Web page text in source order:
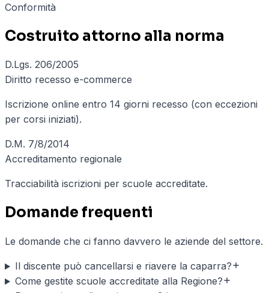
Conformità
Costruito attorno alla norma
D.Lgs. 206/2005
Diritto recesso e-commerce
Iscrizione online entro 14 giorni recesso (con eccezioni
per corsi iniziati).
D.M. 7/8/2014
Accreditamento regionale
Tracciabilità iscrizioni per scuole accreditate.
Domande frequenti
Le domande che ci fanno davvero le aziende del settore.
Il discente può cancellarsi e riavere la caparra?
Come gestite scuole accreditate alla Regione?